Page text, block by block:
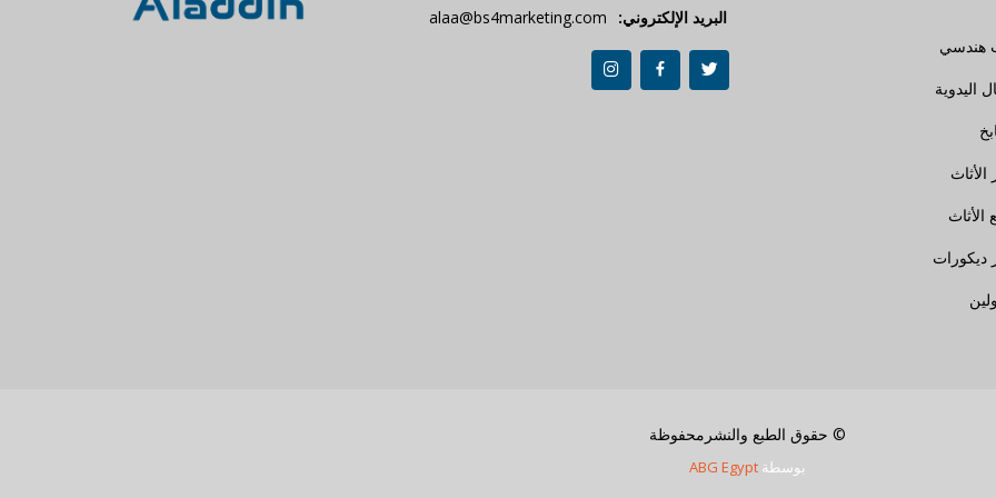
هندسي
اليدوية
الأثاث
الأثاث
ديكورات
البريد الإلكتروني:
alaa@bs4marketing.com
© حقوق الطبع والنشرمحفوظة
بوسطةABG Egypt